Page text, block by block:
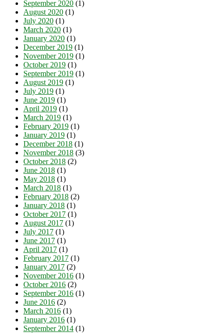
September 2020 (1)
August 2020 (1)
July 2020 (1)
March 2020 (1)
January 2020 (1)
December 2019 (1)
November 2019 (1)
October 2019 (1)
September 2019 (1)
August 2019 (1)
July 2019 (1)
June 2019 (1)
April 2019 (1)
March 2019 (1)
February 2019 (1)
January 2019 (1)
December 2018 (1)
November 2018 (3)
October 2018 (2)
June 2018 (1)
May 2018 (1)
March 2018 (1)
February 2018 (2)
January 2018 (1)
October 2017 (1)
August 2017 (1)
July 2017 (1)
June 2017 (1)
April 2017 (1)
February 2017 (1)
January 2017 (2)
November 2016 (1)
October 2016 (2)
September 2016 (1)
June 2016 (2)
March 2016 (1)
January 2016 (1)
September 2014 (1)